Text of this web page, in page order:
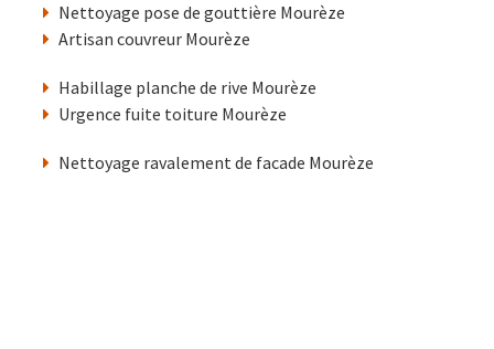
Nettoyage pose de gouttière Mourèze
Artisan couvreur Mourèze
Habillage planche de rive Mourèze
Urgence fuite toiture Mourèze
Nettoyage ravalement de facade Mourèze